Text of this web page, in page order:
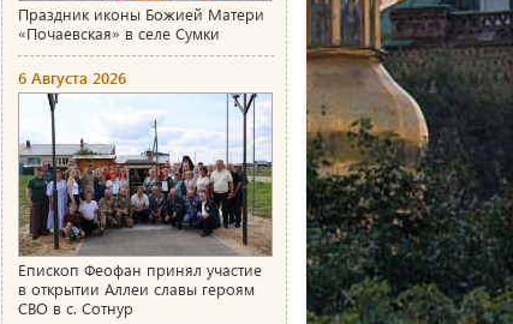
Праздник иконы Божией Матери
«Почаевская» в селе Сумки
6 Августа 2026
Епископ Феофан принял участие
в открытии Аллеи славы героям
СВО в с. Сотнур